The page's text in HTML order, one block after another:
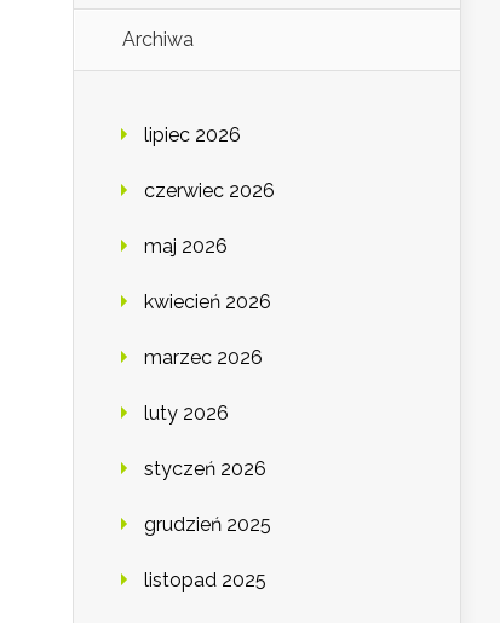
Archiwa
lipiec 2026
czerwiec 2026
maj 2026
kwiecień 2026
marzec 2026
luty 2026
styczeń 2026
grudzień 2025
listopad 2025